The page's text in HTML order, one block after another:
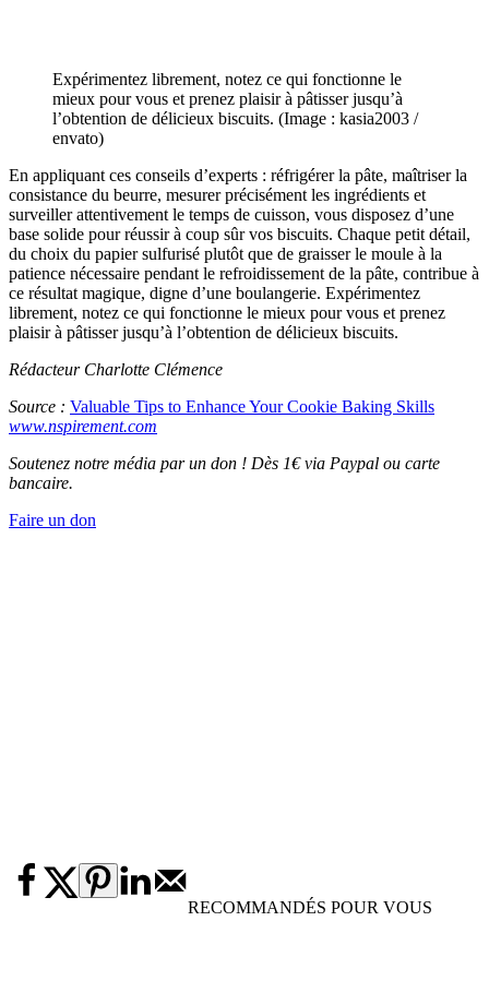
Expérimentez librement, notez ce qui fonctionne le
mieux pour vous et prenez plaisir à pâtisser jusqu’à
l’obtention de délicieux biscuits. (Image : kasia2003 /
envato)
En appliquant ces conseils d’experts : réfrigérer la pâte, maîtriser la
consistance du beurre, mesurer précisément les ingrédients et
surveiller attentivement le temps de cuisson, vous disposez d’une
base solide pour réussir à coup sûr vos biscuits. Chaque petit détail,
du choix du papier sulfurisé plutôt que de graisser le moule à la
patience nécessaire pendant le refroidissement de la pâte, contribue à
ce résultat magique, digne d’une boulangerie. Expérimentez
librement, notez ce qui fonctionne le mieux pour vous et prenez
plaisir à pâtisser jusqu’à l’obtention de délicieux biscuits.
Rédacteur Charlotte Clémence
Source : Valuable Tips to Enhance Your Cookie Baking Skills
www.nspirement.com
Soutenez notre média par un don ! Dès 1€ via Paypal ou carte
bancaire.
Faire un don
RECOMMANDÉS POUR VOUS